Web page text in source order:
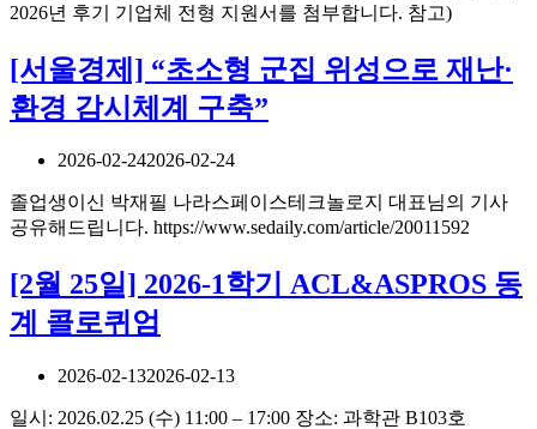
2026년 후기 기업체 전형 지원서를 첨부합니다. 참고)
[서울경제] “초소형 군집 위성으로 재난·
환경 감시체계 구축”
2026-02-242026-02-24
졸업생이신 박재필 나라스페이스테크놀로지 대표님의 기사
공유해드립니다. https://www.sedaily.com/article/20011592
[2월 25일] 2026-1학기 ACL&ASPROS 동
계 콜로퀴엄
2026-02-132026-02-13
일시: 2026.02.25 (수) 11:00 – 17:00 장소: 과학관 B103호